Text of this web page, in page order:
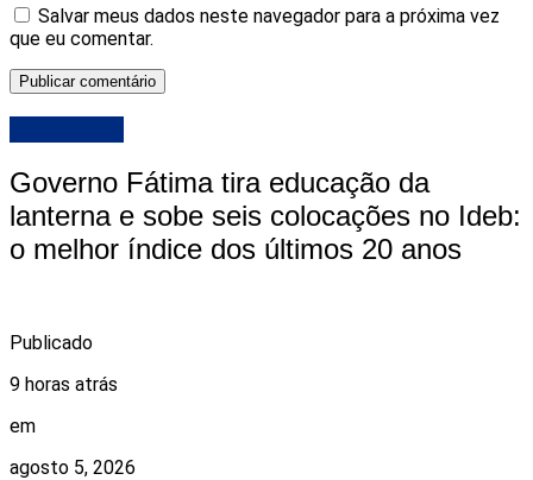
Salvar meus dados neste navegador para a próxima vez
que eu comentar.
Governo Fátima tira educação da
lanterna e sobe seis colocações no Ideb:
o melhor índice dos últimos 20 anos
Publicado
9 horas atrás
em
agosto 5, 2026